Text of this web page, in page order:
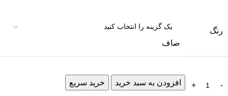
رنگ
صاف
افزودن به سبد خرید خرید سریع